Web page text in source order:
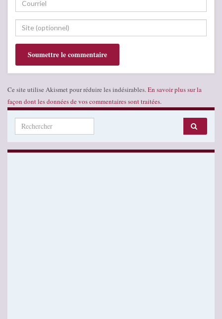
Ce site utilise Akismet pour réduire les indésirables. En savoir plus sur la
façon dont les données de vos commentaires sont traitées.
Search for: